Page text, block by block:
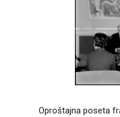
Oproštajna poseta